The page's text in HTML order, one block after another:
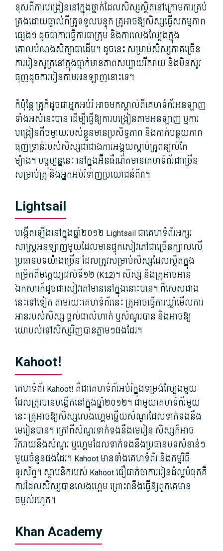
ខុស​ពី​ការ​បង្រៀន​នៅក្នុង​ថ្នាក់​ដែល​សិស្ស​ស្ថិត​នៅ​ក្រោម​ការគ្រប់
គ្រង​ដោយ​ផ្ទាល់​ពី​គ្រូ​ទទួល​បន្ទុក គ្រូ​អាច​ឱ្យ​សិស្ស​ធ្វើ​សកម្មភាព​
ផ្សេងៗ ដូចជា​ការ​ធ្វើការ​ជា​ក្រុម និង​ការ​លេង​ល្បែង​ក្នុង​
គោលបំណង​សិក្សា​ជាដើម។ ដូចនេះ សម្រាប់​សិស្ស​ភាគច្រើន​
ការរៀនសូត្រ​នៅក្នុង​ថ្នាក់​មាន​ភាព​សប្បាយ​រីករាយ និង​មិន​សូវ​
ធុញ​ដូច​ការ​រៀន​តាម​អនឡាញ​នោះ​ទេ។
ក៏ប៉ុន្តែ គ្រូ​ក៏ដូចជា​អ្នកអប់រំ អាច​មក​ស្គាល់​ពី​គេហទំព័រ​អនឡាញ​
ទាំងអស់​នេះ​បាន ដើម្បី​ធ្វើ​ឱ្យ​ការ​បង្រៀន​តាម​អនឡាញ ឬ​ការ​
បង្រៀន​ពី​ចម្ងាយ​របស់​ខ្លួន​មាន​ប្រសិទ្ធភាព និង​កាត់បន្ថយ​ភាព​
ធុញទ្រាន់​របស់​សិស្ស​ជាជាង​ការ​អង្គុយ​ស្តាប់​គ្រូ​ពន្យល់​តែ​
ម្យ៉ាង។ បច្ចុប្បន្ន​នេះ នៅក្នុង​អ៊ីនធឺណិត​មាន​គេហទំព័រ​ជាច្រើន​
សម្រាប់​គ្រូ និង​អ្នកអប់រំ​ទាញ​ប្រយោជន៍​ពី​វា។
Lightsail
បង្កើត​ឡើង​នៅក្នុង​ឆ្នាំ​២០១២ Lightsail ជា​គេហទំព័រ​អក្សរ
សាស្ត្រ​អនឡាញ​មួយ​ដែល​មាន​ផ្ទុក​សៀវភៅ​ជាច្រើន​ក្បាល​លើ​
ប្រធានបទ​យ៉ាង​ច្រើន ដែល​ត្រូវ​សម្រាប់​សិស្ស​ដែល​ស្ថិត​ក្នុង​
កម្រិត​ពី​មត្តេយ្យ​ដល់​ទី១២ (K12)។ សិស្ស និង​គ្រូ​អាច​អាន​
ឯកសារ​ក៏ដូចជា​សៀវភៅ​មាន​នៅ​ក្នុង​នោះ​បាន។ ពិសេស​ជាង​
នេះ​ទៅទៀត តាមរយៈ​គេហទំព័រ​នេះ គ្រូ​អាច​ធ្វើការ​ឃ្លាំមើល​ការ​
អាន​របស់​សិស្ស ផ្តល់​ជា​លំហាត់ ឬ​សំណួរ​បាន និង​អាច​ឱ្យ​
យោបល់​ទៅ​សិស្ស​វិញ​បាន​ភ្លាមៗ​ផង​ដែរ។
Kahoot!
គេហទំព័រ Kahoot! គឺជា​គេហទំព័រ​អប់រំ​ក្នុង​ទម្រង់​ល្បែង​មួយ​
ដែល​ត្រូវ​បាន​បង្កើត​នៅក្នុង​ឆ្នាំ​២០១២។ ជាមួយ​គេហទំព័រ​មួយ​
នេះ គ្រូ​អាច​ឱ្យ​សិស្ស​លេង​ហ្គេម​ឆ្លើយ​សំណួរ​ដែល​ទាក់ទង​នឹង​
មេរៀន​បាន។ ក្រៅពី​សំណួរ​ទាក់ទង​នឹង​មេរៀន សិស្ស​ក៏​អាច​
រីករាយ​នឹង​សំណួរ ឬ​ហ្គេម​ដែល​ទាក់ទង​នឹង​ប្រធានបទ​សំខាន់ៗ​
មួយចំនួន​ផង​ដែរ។ Kahoot មាន​ទាំង​គេហទំព័រ និង​កម្មវិធី​
ទូរស័ព្ទ។ ស្ថាបនិក​របស់ Kahoot ជឿជាក់​ថា​ការ​រៀន​ដ៏​ល្អ​បំផុត​គឺ​
ការ​ដែល​សិស្ស​បាន​លេង​ហ្គេម ព្រោះ​វា​នឹង​ធ្វើ​ឱ្យ​ពួកគេ​មាន​
ចម្ងល់​រហូត។
Khan Academy